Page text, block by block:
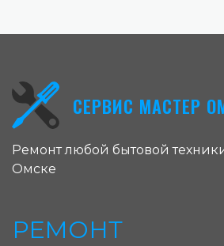
СЕРВИС МАСТЕР
Ремонт любой бытовой
Омске
РЕМОНТ